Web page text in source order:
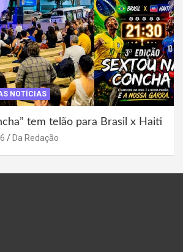
NOTÍCIAS
tem telão para Brasil x Haiti
Da Redação